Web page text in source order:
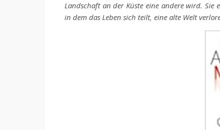
Landschaft an der Küste eine andere wird. Sie
in dem das Leben sich teilt, eine alte Welt